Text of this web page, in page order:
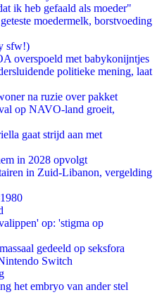
ik heb gefaald als moeder"
moedermelk, borstvoeding
sfw!)
overspoeld met babykonijntjes
politieke mening, laat
na ruzie over pakket
op NAVO-land groeit,
gaat strijd aan met
in 2028 opvolgt
in Zuid-Libanon, vergelding
op: 'stigma op
gedeeld op seksfora
Switch
het embryo van ander stel